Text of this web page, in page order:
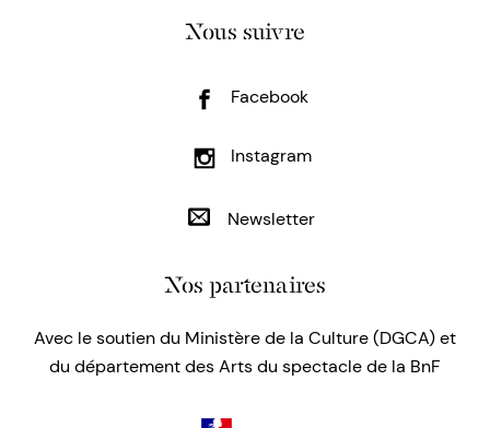
Nous suivre
Facebook
Instagram
Newsletter
Nos partenaires
Avec le soutien du Ministère de la Culture (DGCA) et
du département des Arts du spectacle de la BnF